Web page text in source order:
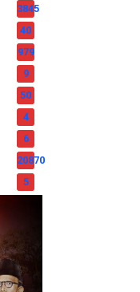
3845
40
979
9
50
4
6
20870
5